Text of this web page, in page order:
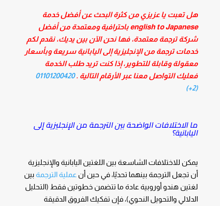
هل تعبت يا عزيزي من كثرة البحث عن أفضل خدمة
english to Japanese باحترافية ومعتمدة من أفضل
شركة ترجمة معتمدة، فها نحن الآن بين يديك، نقدم لكم
خدمات ترجمة من الإنجليزية إلى اليابانية سريعة وبأسعار
معقولة وقابلة للتطوير، إذا كنت تريد طلب الخدمة
فعليك التواصل معنا عبر الأرقام التالية . 01101200420
(2+)
ما الاختلافات الواضحة بين الترجمة من الإنجليزية إلى
اليابانية؟
يمكن للاختلافات الشاسعة بين اللغتين اليابانية والإنجليزية
أن تجعل الترجمة بينهما تحديًا، في حين أن عملية الترجمةبين
لغتين هندو أوروبية عادة ما تتضمن خطوتين فقط (التحليل
الدلالي والتحويل النحوي)، فإن تفكيك الفروق الدقيقة